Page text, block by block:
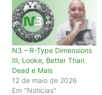
N3 – R-Type Dimensions
III, Looke, Better Than
Dead e Mais
12 de maio de 2026
Em "Notícias"